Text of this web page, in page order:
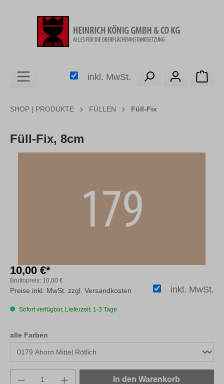
inkl. MwSt.
SHOP | PRODUKTE FÜLLEN Füll-Fix
Füll-Fix, 8cm
10,00 €*
Bruttopreis: 10,00 €
inkl. MwSt.
Preise inkl. MwSt. zzgl. Versandkosten
Sofort verfügbar, Lieferzeit: 1-3 Tage
alle Farben
Produkt Anzahl: Gib den gewünschten
In den Warenkorb